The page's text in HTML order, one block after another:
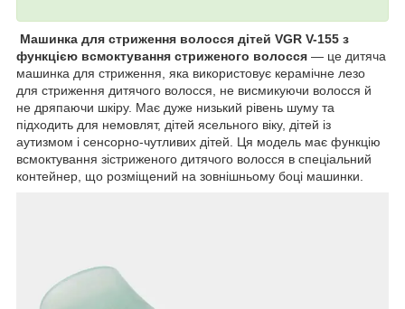
Машинка для стриження волосся дітей VGR V-155 з
функцією всмоктування стриженого волосся — це дитяча
машинка для стриження, яка використовує керамічне лезо
для стриження дитячого волосся, не висмикуючи волосся й
не дряпаючи шкіру. Має дуже низький рівень шуму та
підходить для немовлят, дітей ясельного віку, дітей із
аутизмом і сенсорно-чутливих дітей. Ця модель має функцію
всмоктування зістриженого дитячого волосся в спеціальний
контейнер, що розміщений на зовнішньому боці машинки.